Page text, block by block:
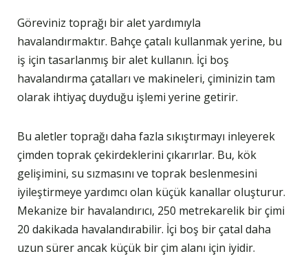
Göreviniz toprağı bir alet yardımıyla
havalandırmaktır. Bahçe çatalı kullanmak yerine, bu
iş için tasarlanmış bir alet kullanın. İçi boş
havalandırma çatalları ve makineleri, çiminizin tam
olarak ihtiyaç duyduğu işlemi yerine getirir.
Bu aletler toprağı daha fazla sıkıştırmayı inleyerek
çimden toprak çekirdeklerini çıkarırlar. Bu, kök
gelişimini, su sızmasını ve toprak beslenmesini
iyileştirmeye yardımcı olan küçük kanallar oluşturur.
Mekanize bir havalandırıcı, 250 metrekarelik bir çimi
20 dakikada havalandırabilir. İçi boş bir çatal daha
uzun sürer ancak küçük bir çim alanı için iyidir.